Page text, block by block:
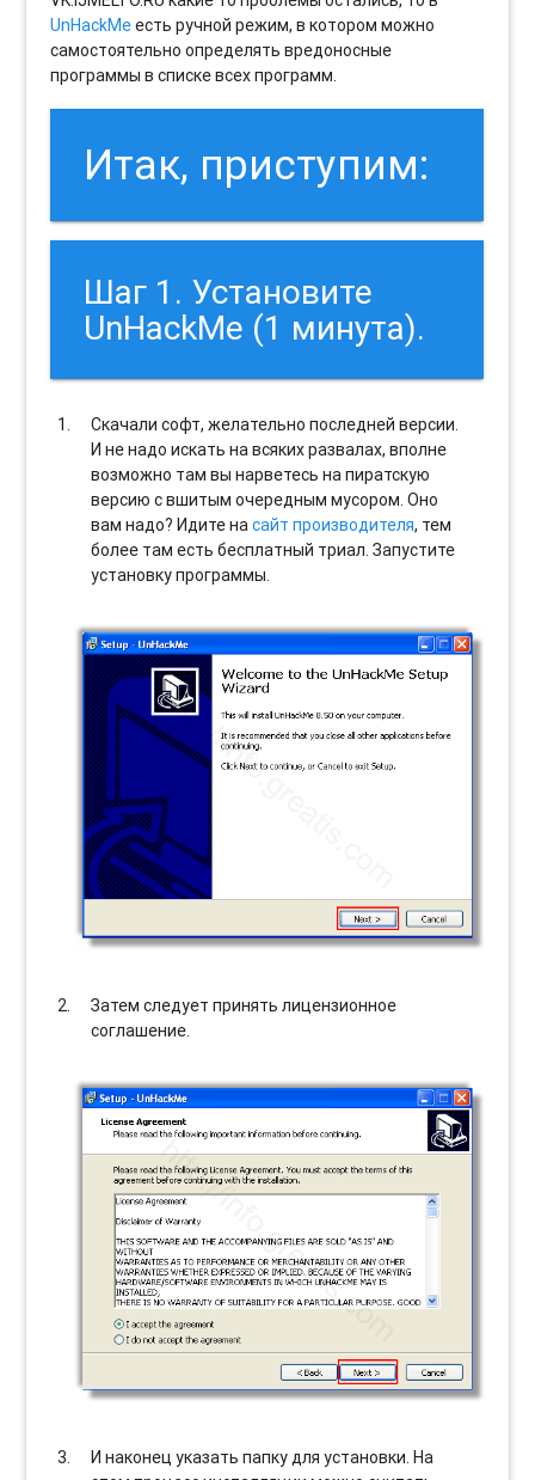
UnHackMeесть ручной режим, в котором можно
самостоятельно определять вредоносные
программы в списке всех программ.
Итак, приступим:
Шаг 1. Установите
UnHackMe (1 минута).
Скачали софт, желательно последней версии.
И не надо искать на всяких развалах, вполне
возможно там вы нарветесь на пиратскую
версию с вшитым очередным мусором. Оно
вам надо? Идите насайт производителя, тем
более там есть бесплатный триал. Запустите
установку программы.
Затем следует принять лицензионное
соглашение.
И наконец указать папку для установки. На